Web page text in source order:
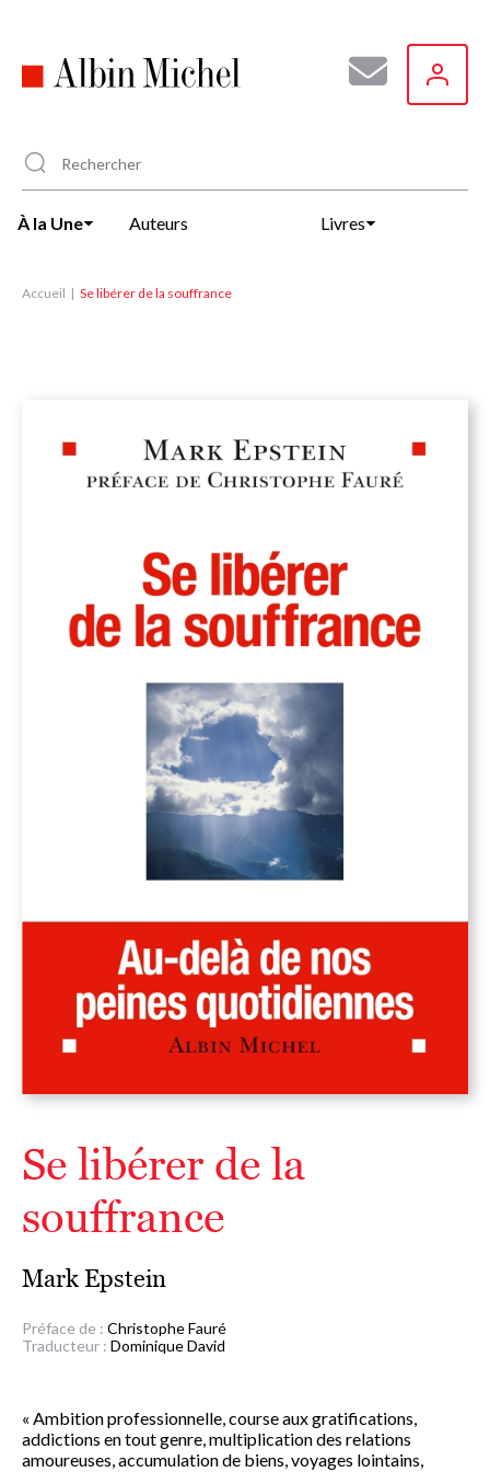
principal
À la Une Auteurs Livres
Accueil Se libérer de la souffrance
Se libérer de la
souffrance
Mark Epstein
Préface de : Christophe Fauré
Traducteur : Dominique David
« Ambition professionnelle, course aux gratifications,
addictions en tout genre, multiplication des relations
amoureuses, accumulation de biens, voyages lointains,